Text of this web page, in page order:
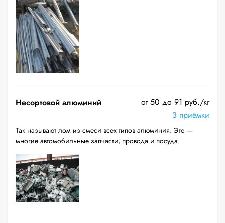
Несортовой алюминий
от 50 до 91 руб./кг
3 приёмки
Так называют лом из смеси всех типов алюминия. Это —
многие автомобильные запчасти, провода и посуда.